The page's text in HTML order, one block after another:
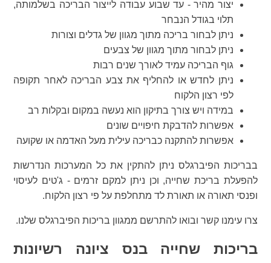
יצור מהיר - עד שבוע עבודה לייצור הבריכה בשלמותה,
תלוי בגודל הנבחר
ניתן לבחור בריכה מתוך מגוון של גדלים וצורות
ניתן לבחור מתוך מגוון של צבעים
גוף הבריכה עמיד לאורך שנים רבות
ניתן לחדש או להחליף את צבע הבריכה לאחר תקופה
לפי רצון הלקוח
במידה ויש צורך בתיקון הוא נעשה במקום ובקלות רב
אפשרות להדבקת חיפויים שונים
אפשרות להתקנה כבריכה עילית מעל האדמה או שקועה
בבריכות הפיברגלס ניתן להתקין את כל המערכות הנדרשות
להפעלת בריכת שחייה, וכן ניתן למקם זרמים - ג'טים לעיסוי
ופנסי תאורה או תאורת לד מתחלפת על פי רצון הלקוח.
צרו עימנו קשר ובואו להתרשם ממגוון בריכות הפיברגלס שלנו.
בריכות שחייה בנס ציונה רשיונות